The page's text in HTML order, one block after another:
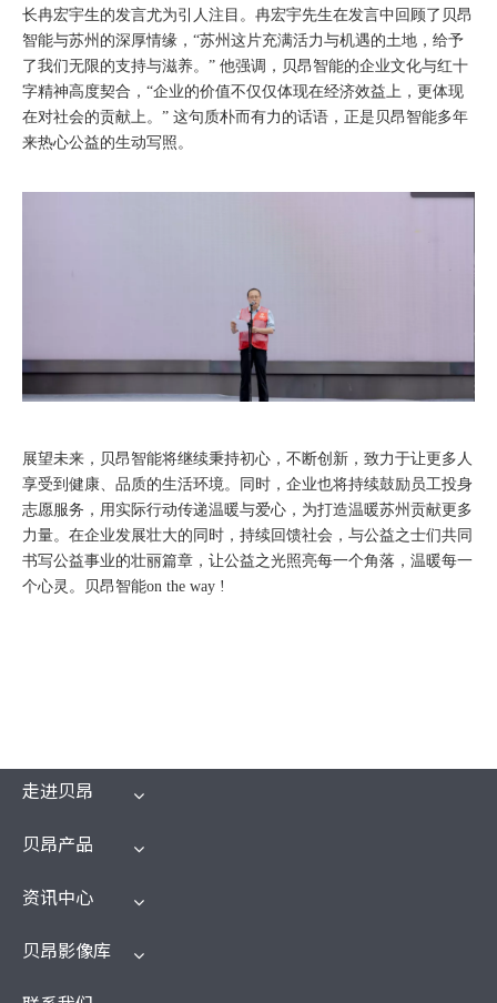
长冉宏宇生的发言尤为引人注目。冉宏宇先生在发言中回顾了贝昂
智能与苏州的深厚情缘，“苏州这片充满活力与机遇的土地，给予
了我们无限的支持与滋养。” 他强调，贝昂智能的企业文化与红十
字精神高度契合，“企业的价值不仅仅体现在经济效益上，更体现
在对社会的贡献上。” 这句质朴而有力的话语，正是贝昂智能多年
来热心公益的生动写照。
展望未来，贝昂智能将继续秉持初心，不断创新，致力于让更多人
享受到健康、品质的生活环境。同时，企业也将持续鼓励员工投身
志愿服务，用实际行动传递温暖与爱心，为打造温暖苏州贡献更多
力量。在企业发展壮大的同时，持续回馈社会，与公益之士们共同
书写公益事业的壮丽篇章，让公益之光照亮每一个角落，温暖每一
个心灵。贝昂智能on the way !
走进贝昂
贝昂产品
资讯中心
贝昂影像库